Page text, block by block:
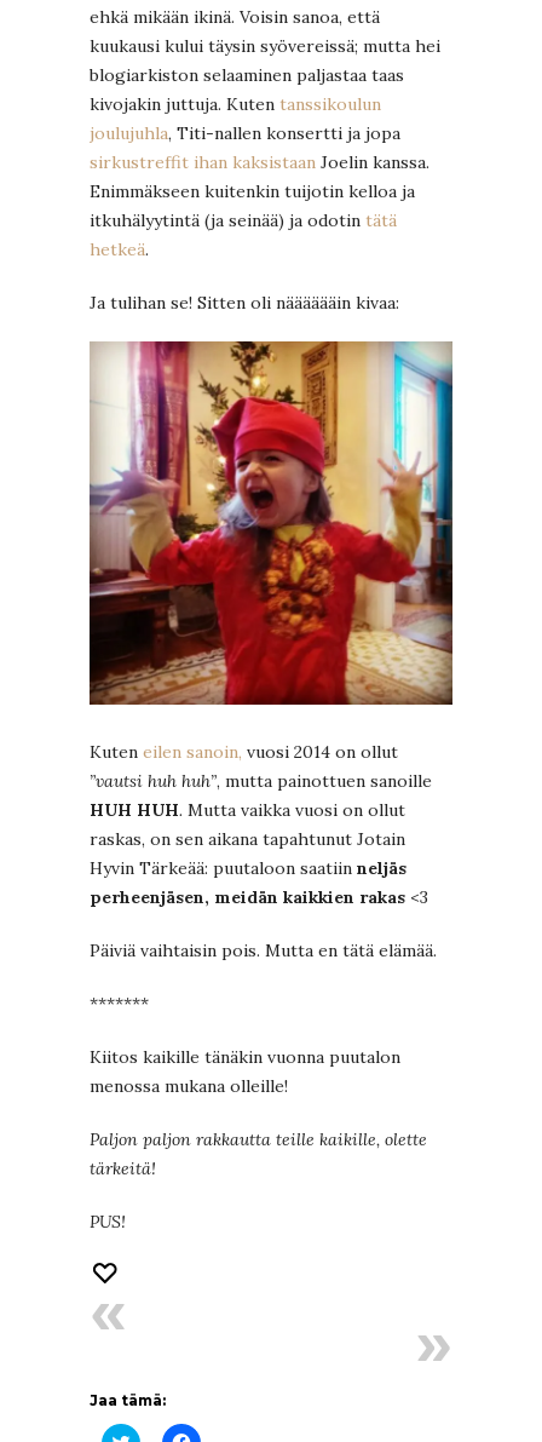
ehkä mikään ikinä. Voisin sanoa, että
kuukausi kului täysin syövereissä; mutta hei
blogiarkiston selaaminen paljastaa taas
kivojakin juttuja. Kuten tanssikoulun
joulujuhla, Titi-nallen konsertti ja jopa
sirkustreffit ihan kaksistaan Joelin kanssa.
Enimmäkseen kuitenkin tuijotin kelloa ja
itkuhälyytintä (ja seinää) ja odotin tätä
hetkeä.
Ja tulihan se! Sitten oli nääääääin kivaa:
Kuten eilen sanoin, vuosi 2014 on ollut
”vautsi huh huh”, mutta painottuen sanoille
HUH HUH. Mutta vaikka vuosi on ollut
raskas, on sen aikana tapahtunut Jotain
Hyvin Tärkeää: puutaloon saatiin neljäs
perheenjäsen, meidän kaikkien rakas <3
Päiviä vaihtaisin pois. Mutta en tätä elämää.
*******
Kiitos kaikille tänäkin vuonna puutalon
menossa mukana olleille!
Paljon paljon rakkautta teille kaikille, olette
tärkeitä!
PUS!
Jaa tämä: